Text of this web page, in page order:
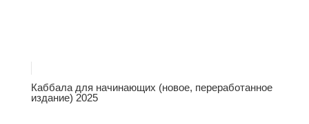
Каббала для начинающих (новое, переработанное
издание) 2025